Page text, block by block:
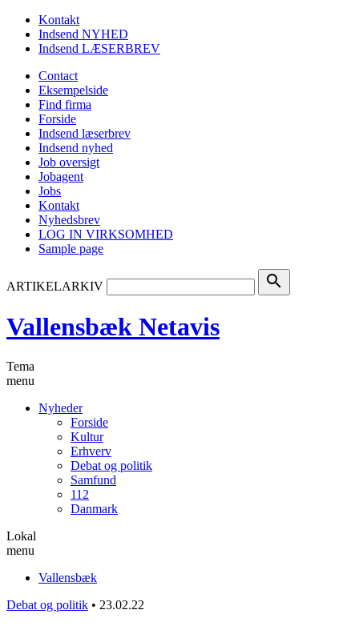
Kontakt
Indsend NYHED
Indsend LÆSERBREV
Contact
Eksempelside
Find firma
Forside
Indsend læserbrev
Indsend nyhed
Job oversigt
Jobagent
Jobs
Kontakt
Nyhedsbrev
LOG IN VIRKSOMHED
Sample page
ARTIKELARKIV search
Vallensbæk Netavis
Tema
menu
Nyheder
Forside
Kultur
Erhverv
Debat og politik
Samfund
112
Danmark
Lokal
menu
Vallensbæk
Debat og politik • 23.02.22